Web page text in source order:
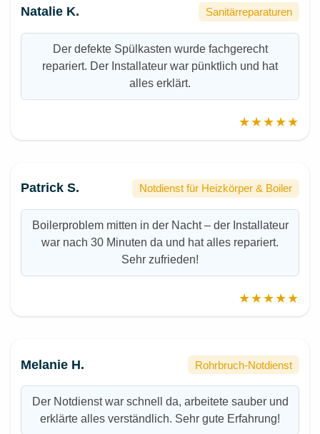
Natalie K. Sanitärreparaturen
Der defekte Spülkasten wurde fachgerecht
repariert. Der Installateur war pünktlich und hat
alles erklärt.
★★★★★
Patrick S. Notdienst für Heizkörper & Boiler
Boilerproblem mitten in der Nacht – der Installateur
war nach 30 Minuten da und hat alles repariert.
Sehr zufrieden!
★★★★★
Melanie H. Rohrbruch-Notdienst
Der Notdienst war schnell da, arbeitete sauber und
erklärte alles verständlich. Sehr gute Erfahrung!